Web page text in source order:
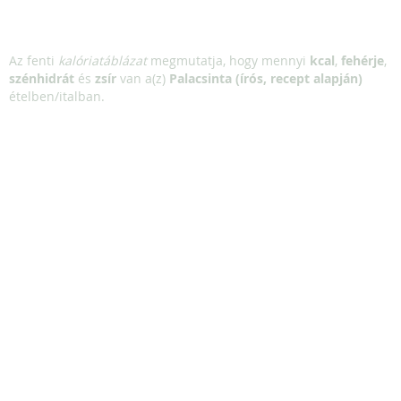
Az fenti kalóriatáblázatmegmutatja, hogy mennyi kcal, fehérje,
szénhidrát és zsír van a(z) Palacsinta (írós, recept alapján)
ételben/italban.